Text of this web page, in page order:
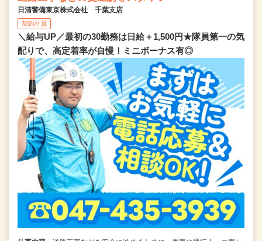
日清警備東京株式会社 千葉支店
契約社員
＼給与UP／最初の30勤務は日給＋1,500円★隊員第一の気
配りで、高定着率が自慢！ミニボーナス有◎